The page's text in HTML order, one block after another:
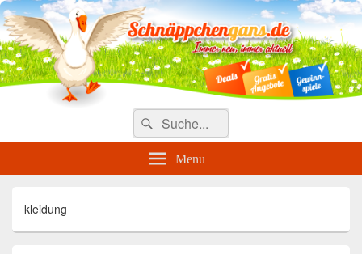
Täglich die besten Gewinnspiele
und Angebote
Search
for:
Suche
Menu
kleidung